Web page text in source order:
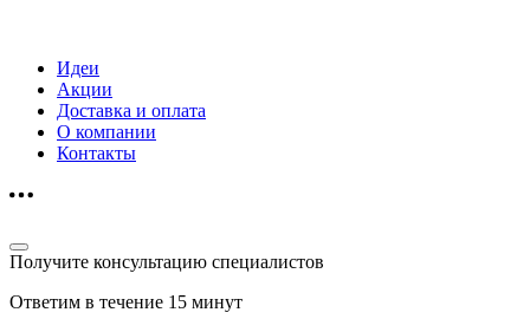
Идеи
Акции
Доставка и оплата
О компании
Контакты
Получите консультацию специалистов
Ответим в течение 15 минут